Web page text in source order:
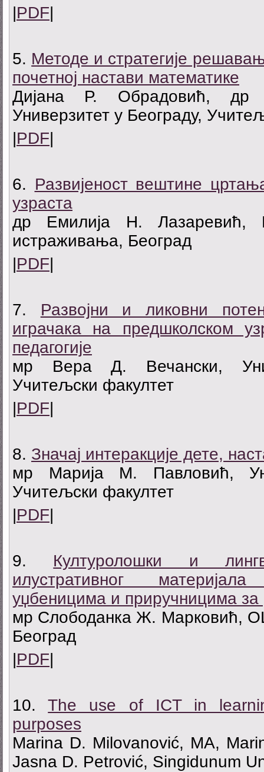
PDF
5. Методе и стратегије
почетној настави математике
Дијана Р. Обрадовић,
Универзитет у Београду,
PDF
6. Развијеност вештине
узраста
др Емилија Н. Лазаревић,
истраживања, Београд
PDF
7. Развојни и ликовни
играчака на предшколском
педагогије
мр Вера Д. Вечански,
Учитељски факултет
PDF
8. Значај интеракције дете,
мр Марија М. Павловић,
Учитељски факултет
PDF
9. Културолошки и
илустративног
уџбеницима и приручницима за
мр Слободанка Ж. Марковић,
Београд
PDF
10.The use of ICT in
purposes
Marina D. Milovanović, MA,
Jasna D. Petrović, Singidunum